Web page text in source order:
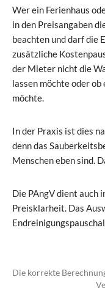
Wer ein Ferienhaus
in den Preisangaben die
beachten und darf die
zusätzliche
der Mieter nicht die
lassen möchte oder
möchte.
In der Praxis ist dies
denn das
Menschen eben sind.
Die PAngV dient auch
Preisklarheit. Das
Die korrekte